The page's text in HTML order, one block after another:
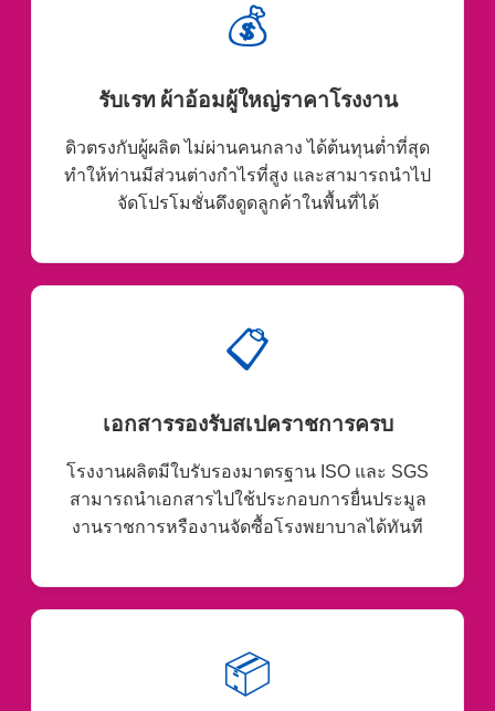
💰
รับเรท ผ้าอ้อมผู้ใหญ่ราคาโรงงาน
ดิวตรงกับผู้ผลิต ไม่ผ่านคนกลาง ได้ต้นทุนต่ำที่สุด
ทำให้ท่านมีส่วนต่างกำไรที่สูง และสามารถนำไป
จัดโปรโมชั่นดึงดูดลูกค้าในพื้นที่ได้
📋
เอกสารรองรับสเปคราชการครบ
โรงงานผลิตมีใบรับรองมาตรฐาน ISO และ SGS
สามารถนำเอกสารไปใช้ประกอบการยื่นประมูล
งานราชการหรืองานจัดซื้อโรงพยาบาลได้ทันที
📦